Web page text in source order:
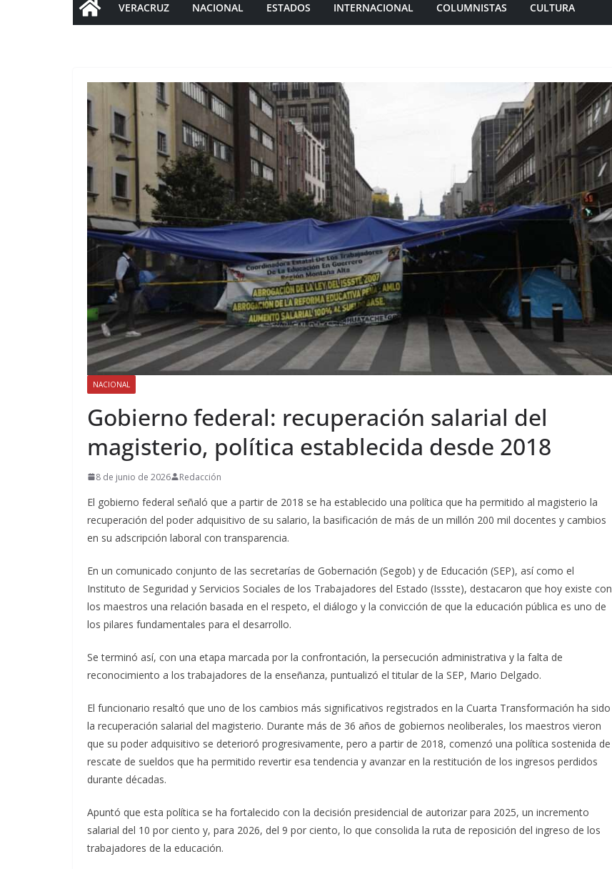
VERACRUZ NACIONAL ESTADOS INTERNACIONAL COLUMNISTAS CULTURA
NACIONAL
Gobierno federal: recuperación salarial del
magisterio, política establecida desde 2018
8 de junio de 2026 Redacción
El gobierno federal señaló que a partir de 2018 se ha establecido una política que ha permitido al magisterio la
recuperación del poder adquisitivo de su salario, la basificación de más de un millón 200 mil docentes y cambios
en su adscripción laboral con transparencia.
En un comunicado conjunto de las secretarías de Gobernación (Segob) y de Educación (SEP), así como el
Instituto de Seguridad y Servicios Sociales de los Trabajadores del Estado (Issste), destacaron que hoy existe con
los maestros una relación basada en el respeto, el diálogo y la convicción de que la educación pública es uno de
los pilares fundamentales para el desarrollo.
Se terminó así, con una etapa marcada por la confrontación, la persecución administrativa y la falta de
reconocimiento a los trabajadores de la enseñanza, puntualizó el titular de la SEP, Mario Delgado.
El funcionario resaltó que uno de los cambios más significativos registrados en la Cuarta Transformación ha sido
la recuperación salarial del magisterio. Durante más de 36 años de gobiernos neoliberales, los maestros vieron
que su poder adquisitivo se deterioró progresivamente, pero a partir de 2018, comenzó una política sostenida de
rescate de sueldos que ha permitido revertir esa tendencia y avanzar en la restitución de los ingresos perdidos
durante décadas.
Apuntó que esta política se ha fortalecido con la decisión presidencial de autorizar para 2025, un incremento
salarial del 10 por ciento y, para 2026, del 9 por ciento, lo que consolida la ruta de reposición del ingreso de los
trabajadores de la educación.